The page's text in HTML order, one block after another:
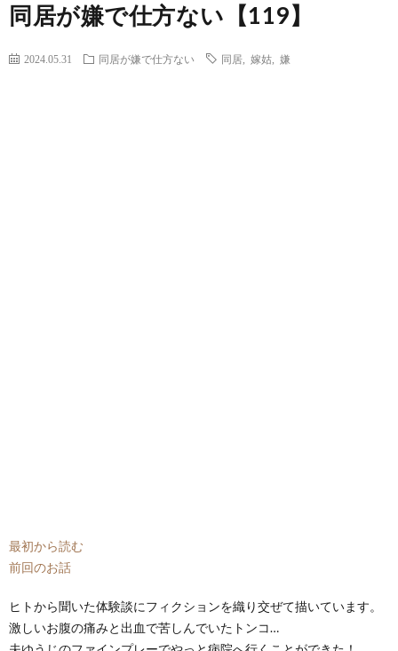
同居が嫌で仕方ない【119】
2024.05.31 同居が嫌で仕方ない 同居 嫁姑 嫌
最初から読む
前回のお話
ヒトから聞いた体験談にフィクションを織り交ぜて描いています。
激しいお腹の痛みと出血で苦しんでいたトンコ…